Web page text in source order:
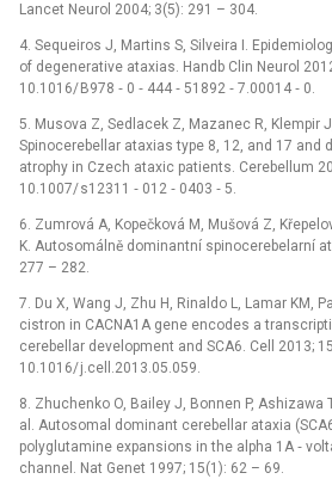
Lancet Neurol 2004; 3(5): 291 –⁠ 304.
4. Sequeiros J, Martins S, Silveira I.
of degenerative ataxias. Handb Clin Neurol
10.1016/ B978 ‑⁠ 0 ‑⁠ 444 ‑⁠ 51892 ‑⁠ 7.00014 ‑⁠ 0.
5. Musova Z, Sedlacek Z, Mazanec R, Klempir
Spinocerebellar ataxias type 8, 12, and 17 and
atrophy in Czech ataxic patients. Cerebellum
10.1007/ s12311 ‑⁠ 012 ‑⁠ 0403 ‑⁠ 5.
6. Zumrová A, Kopečková M, Mušová Z,
K. Autosomálně dominantní spinocerebelarní
277 –⁠ 282.
7. Du X, Wang J, Zhu H, Rinaldo L, Lamar KM,
cistron in CACNA1A gene encodes a
cerebellar development and SCA6. Cell 2013;
10.1016/ j.cell.2013.05.059.
8. Zhuchenko O, Bailey J, Bonnen P, Ashizawa
al. Autosomal dominant cerebellar ataxia
polyglutamine expansions in the alpha 1A ‑⁠
channel. Nat Genet 1997; 15(1): 62 –⁠ 69.